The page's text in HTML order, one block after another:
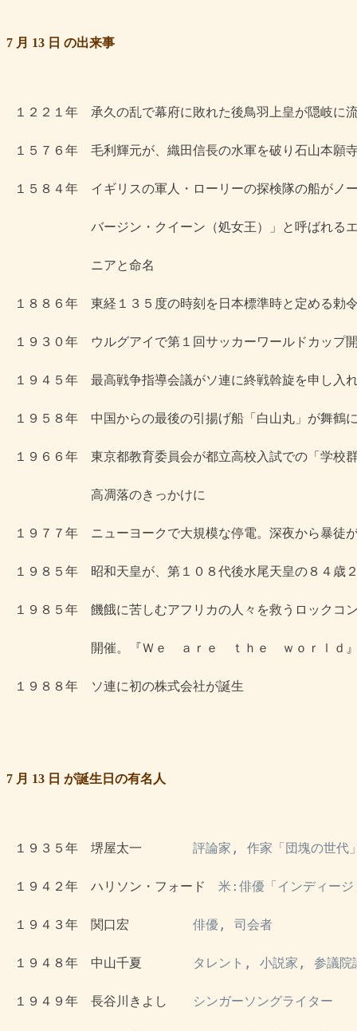
7 月 13 日 の出来事
7 月 13 日 が誕生日の有名人
１９３５年　堺屋太一 評論家, 作家「団塊の世
１９４２年　ハリソン・フォード 米:俳優「インディージ
１９４３年　関口宏 俳優, 司会者
１９４８年　中山千夏 タレント, 小説家, 参議院
１９４９年　長谷川きよし シンガーソングライター